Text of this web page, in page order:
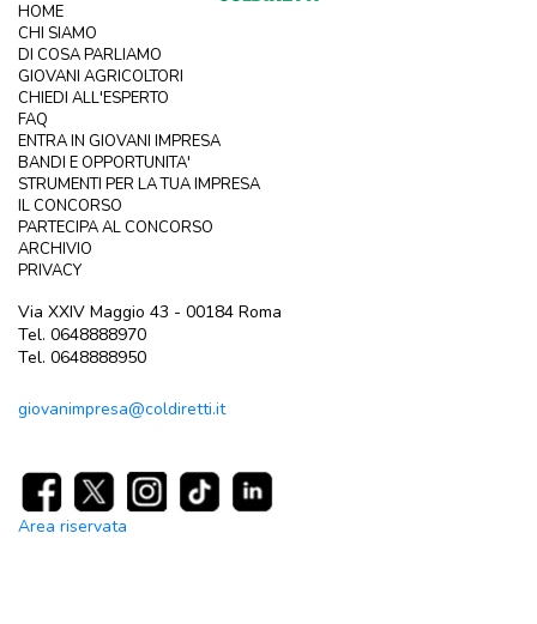
HOME
CHI SIAMO
DI COSA PARLIAMO
GIOVANI AGRICOLTORI
CHIEDI ALL'ESPERTO
FAQ
ENTRA IN GIOVANI IMPRESA
BANDI E OPPORTUNITA'
STRUMENTI PER LA TUA IMPRESA
IL CONCORSO
PARTECIPA AL CONCORSO
ARCHIVIO
PRIVACY
Via XXIV Maggio 43 - 00184 Roma
Tel. 0648888970
Tel. 0648888950
giovanimpresa@coldiretti.it
Area riservata